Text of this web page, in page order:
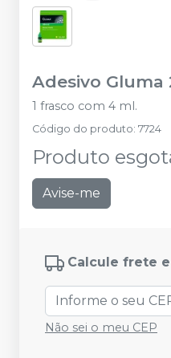
Adesivo Gluma
1 frasco com 4 ml.
Código do produto: 7724
Produto
Avise-me
Calcule frete
Não sei o meu CEP